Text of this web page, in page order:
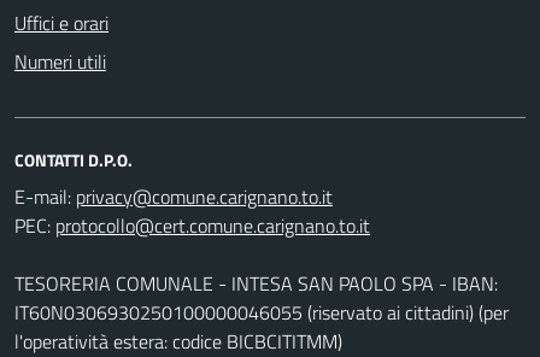
Uffici e orari
Numeri utili
CONTATTI D.P.O.
E-mail:
PEC:
TESORERIA COMUNALE - INTESA SAN PAOLO SPA - IBAN:
IT60N0306930250100000046055 (riservato ai cittadini) (per
l'operatività estera: codice BICBCITITMM)